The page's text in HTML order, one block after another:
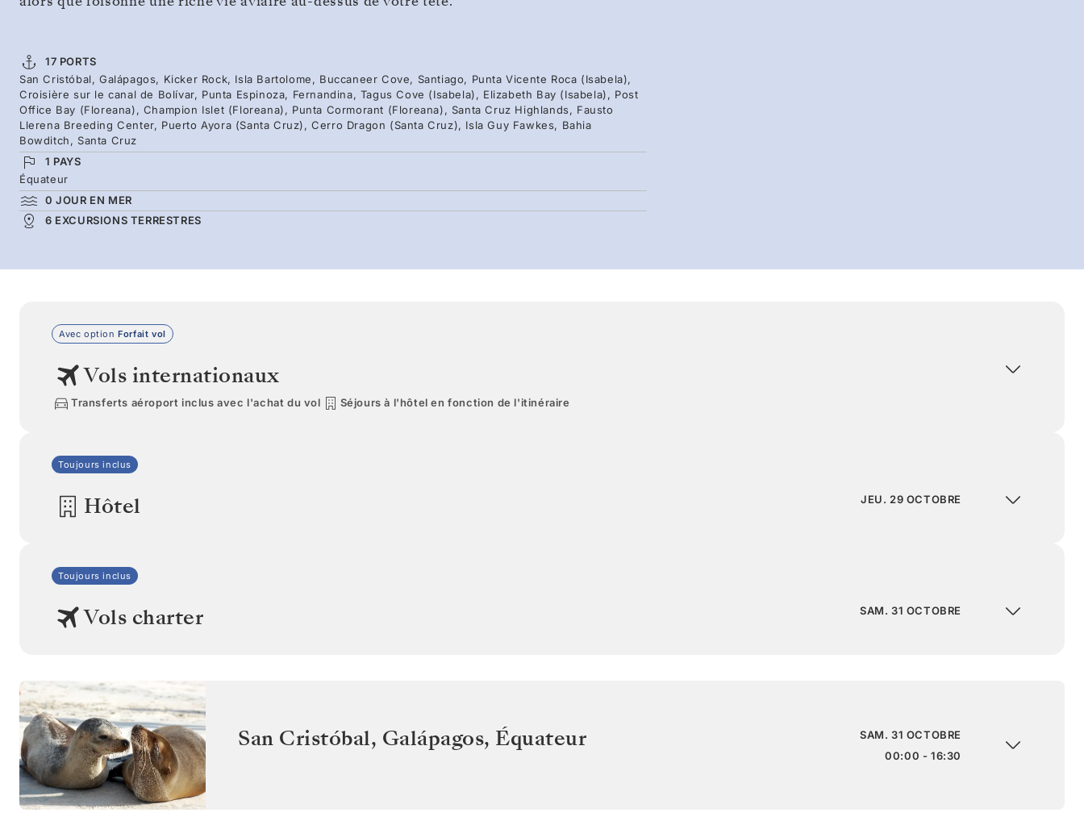
17 PORTS
San Cristóbal, Galápagos, Kicker Rock, Isla Bartolome, Buccaneer Cove, Santiago, Punta Vicente Roca (Isabela),
Croisière sur le canal de Bolívar, Punta Espinoza, Fernandina, Tagus Cove (Isabela), Elizabeth Bay (Isabela), Post
Office Bay (Floreana), Champion Islet (Floreana), Punta Cormorant (Floreana), Santa Cruz Highlands, Fausto
Llerena Breeding Center, Puerto Ayora (Santa Cruz), Cerro Dragon (Santa Cruz), Isla Guy Fawkes, Bahia
Bowditch, Santa Cruz
1 PAYS
Équateur
0 JOUR EN MER
6 EXCURSIONS TERRESTRES
Avec option Forfait vol
Vols internationaux
Transferts aéroport inclus avec l'achat du vol Séjours à l'hôtel en fonction de l'itinéraire
Toujours inclus
Hôtel JEU. 29 OCTOBRE
Toujours inclus
Vols charter SAM. 31 OCTOBRE
San Cristóbal, Galápagos, Équateur
SAM. 31 OCTOBRE
00:00 - 16:30